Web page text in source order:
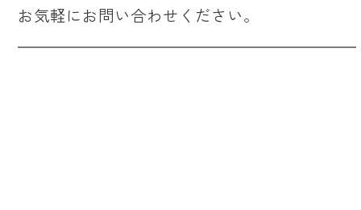
お気軽にお問い合わせください。
―――――――――――――――――――――